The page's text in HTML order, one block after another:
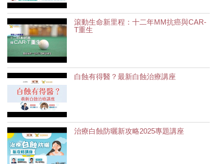
滾動生命新里程：十二年MM抗癌與CAR-
T重生
白蝕有得醫？最新白蝕治療講座
治療白蝕防曬新攻略2025專題講座